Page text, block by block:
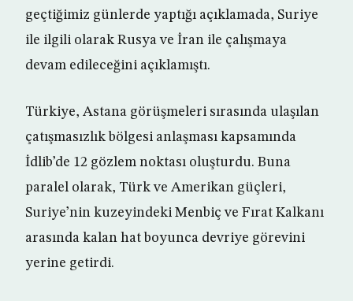
geçtiğimiz günlerde yaptığı açıklamada, Suriye
ile ilgili olarak Rusya ve İran ile çalışmaya
devam edileceğini açıklamıştı.
Türkiye, Astana görüşmeleri sırasında ulaşılan
çatışmasızlık bölgesi anlaşması kapsamında
İdlib’de 12 gözlem noktası oluşturdu. Buna
paralel olarak, Türk ve Amerikan güçleri,
Suriye’nin kuzeyindeki Menbiç ve Fırat Kalkanı
arasında kalan hat boyunca devriye görevini
yerine getirdi.